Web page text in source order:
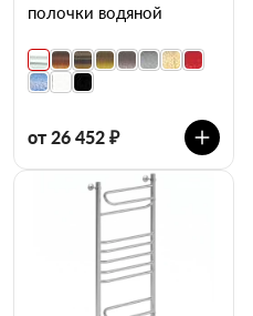
полочки водяной
от 26 452 ₽